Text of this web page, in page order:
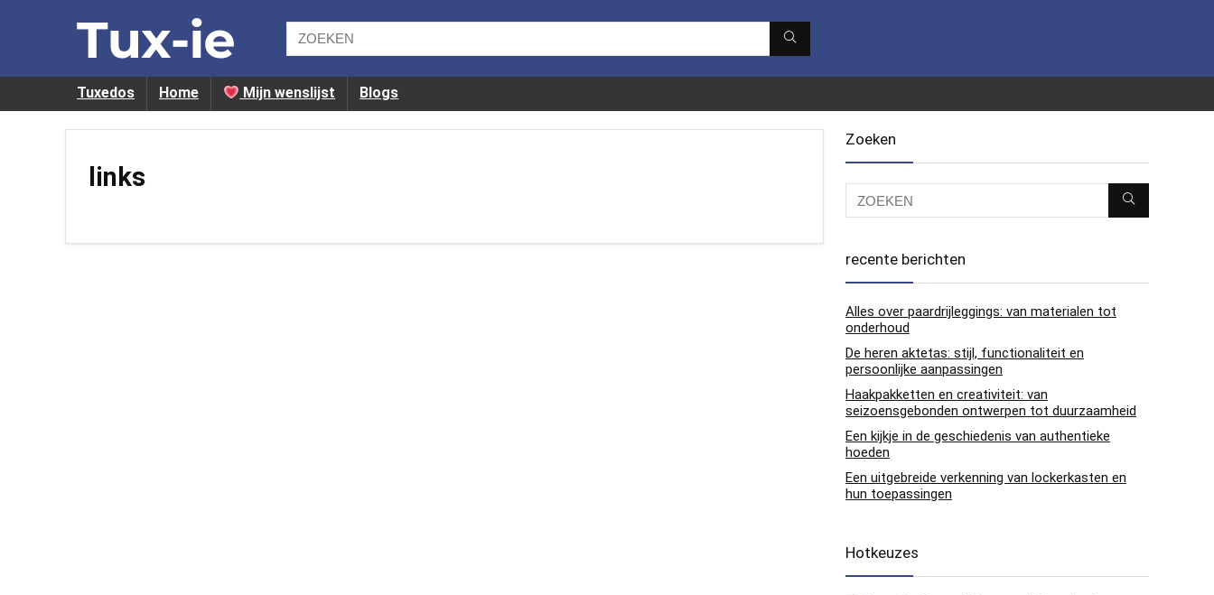
Tuxedos Home Mijn wenslijst Blogs
links
Zoeken
recente berichten
Alles over paardrijleggings: van materialen tot
onderhoud
De heren aktetas: stijl, functionaliteit en
persoonlijke aanpassingen
Haakpakketten en creativiteit: van
seizoensgebonden ontwerpen tot duurzaamheid
Een kijkje in de geschiedenis van authentieke
hoeden
Een uitgebreide verkenning van lockerkasten en
hun toepassingen
Hotkeuzes